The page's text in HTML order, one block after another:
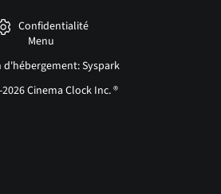
Confidentialité
Menu
d'hébergement: Syspark
Cinema Clock Inc. ®